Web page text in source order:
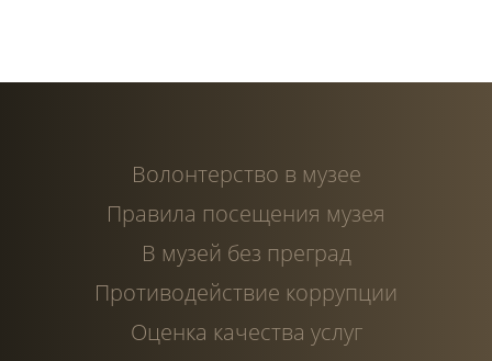
Волонтерство в музее
Правила посещения музея
В музей без преград
Противодействие коррупции
Оценка качества услуг